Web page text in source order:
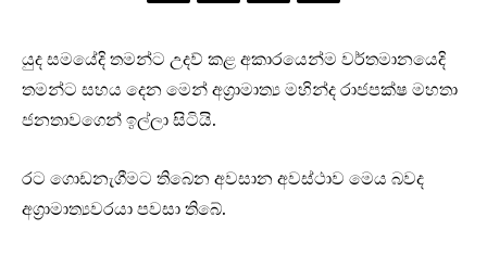
යුද සමයේදි තමන්ට උදව් කළ අකාරයෙන්ම වර්තමානයෙදි
තමන්ට සහය දෙන මෙන් අග්‍රාමාත්‍ය මහින්ද රාජපක්ෂ මහතා
ජනතාවගෙන් ඉල්ලා සිටියි.
රට ගොඩනැගීමට තිබෙන අවසාන අවස්ථාව මෙය බවද
අග්‍රාමාත්‍යවරයා පවසා තිබේ.